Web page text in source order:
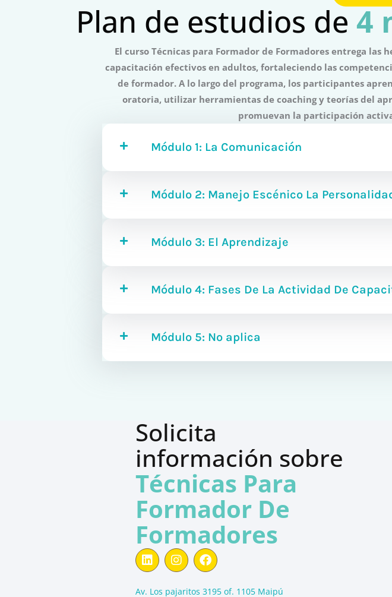
Plan de estudios de 4
El curso Técnicas para Formador de Formadores entrega
capacitación efectivos en adultos, fortaleciendo las
de formador. A lo largo del programa, los participantes
oratoria, utilizar herramientas de coaching y teorías del
promuevan la participación
Módulo 5: No aplica
Módulo 4: Fases De La Actividad De
Módulo 3: El Aprendizaje
Módulo 2: Manejo Escénico La
Módulo 1: La Comunicación
Solicita
Técnicas Para
Formador De
Formadores
L
i
n
k
I
n
s
t
F
a
c
e
Av. Los pajaritos 3195 of. 1105 Maipú